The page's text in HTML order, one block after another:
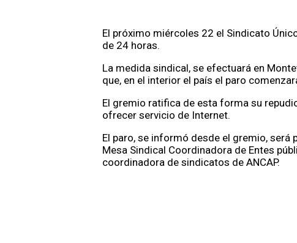
El próximo miércoles 22 el Sindicato
de 24 horas.
La medida sindical, se efectuará en
que, en el interior el país el paro
El gremio ratifica de esta forma su
ofrecer servicio de Internet.
El paro, se informó desde el gremio,
Mesa Sindical Coordinadora de Entes
coordinadora de sindicatos de ANCAP.